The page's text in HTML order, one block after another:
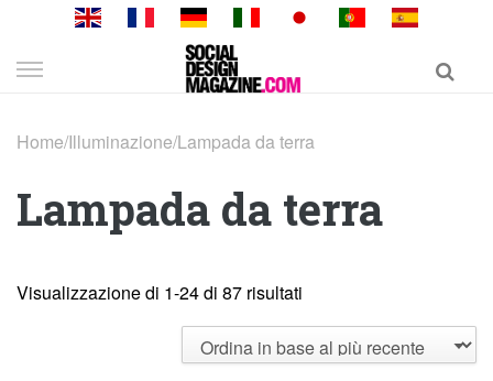
Skip
Home/Illuminazione/Lampada da terra
Lampada da terra
Visualizzazione di 1-24 di 87 risultati